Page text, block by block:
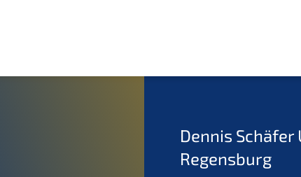
Dennis
Regensburg